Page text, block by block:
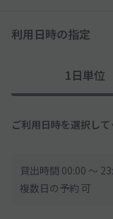
利用日時の指定
1日単位
ご利用日時を選択し
貸出時間 00:00 〜
複数日の予約 可